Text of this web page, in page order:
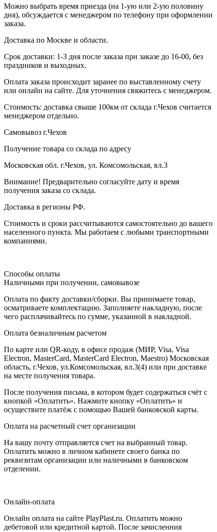
Можно выбрать время приезда (на 1-ую или 2-ую половину
дня), обсуждается с менеджером по телефону при оформлении
заказа.
Доставка по Москве и области.
Срок доставки: 1-3 дня после заказа при заказе до 16-00, без
праздников и выходных.
Оплата заказа происходит заранее по выставленному счету
или онлайн на сайте. Для уточнения свяжитесь с менеджером.
Стоимость: доставка свыше 100км от склада г.Чехов считается
менеджером отдельно.
Самовывоз г.Чехов
Получение товара со склада по адресу
Московская обл. г.Чехов, ул. Комсомольская, вл.3
Внимание! Предварительно согласуйте дату и время
получения заказа со склада.
Доставка в регионы РФ.
Стоимость и сроки рассчитываются самостоятельно до вашего
населенного пункта. Мы работаем с любыми транспортными
компаниями.
Способы оплаты
Наличными при получении, самовывозе
Оплата по факту доставки/сборки. Вы принимаете товар,
осматриваете комплектацию. Заполняете накладную, после
чего расплачивайтесь по сумме, указанной в накладной.
Оплата безналичным расчетом
По карте или QR-коду, в офисе продаж (МИР, Visa, Visa
Electron, MasterCard, MasterCard Electron, Maestro) Московская
область, г.Чехов, ул.Комсомольская, вл.3(4) или при доставке
на месте получения товара.
После получения письма, в котором будет содержаться счёт с
кнопкой «Оплатить». Нажмите кнопку «Оплатить» и
осуществите платёж с помощью Вашей банковской карты.
Оплата на расчетный счет организации
На вашу почту отправляется счет на выбранный товар.
Оплатить можно в личном кабинете своего банка по
реквизитам организации или наличными в банковском
отделении.
Онлайн-оплата
Онлайн оплата на сайте PlayPlast.ru. Оплатить можно
дебетовой или кредитной картой. После зачисленния